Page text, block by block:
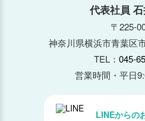
2025年10月
2025年8月
代表社員
〒225-
神奈川県横浜市青葉区
TEL： 045-
営業時間・平日
LINEからの